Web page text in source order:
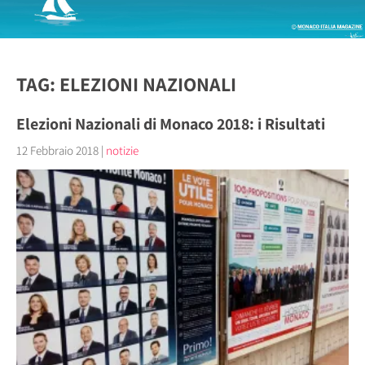
TAG: ELEZIONI NAZIONALI
Elezioni Nazionali di Monaco 2018: i Risultati
12 Febbraio 2018 | notizie